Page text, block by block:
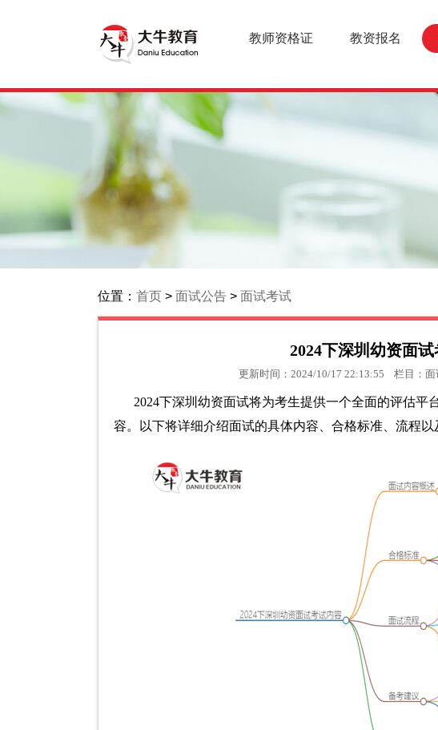
教师资格证 教资报名
位置： 首页 > 面试公告 > 面试考试
2024下深圳幼资面
更新时间：2024/10/17 22:13:55 栏目：
2024下深圳幼资面试将为考生提供一个全面的评估
容。以下将详细介绍面试的具体内容、合格标准、流程以